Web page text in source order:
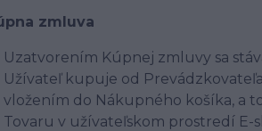
zmluva
Uzatvorením Kúpnej zmluvy sa
Užívateľ kupuje od
vložením do Nákupného košíka, a
Tovaru v užívateľskom prostredí E-